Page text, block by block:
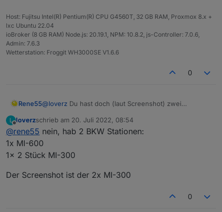
Host: Fujitsu Intel(R) Pentium(R) CPU G4560T, 32 GB RAM, Proxmox 8.x +
lxc Ubuntu 22.04
ioBroker (8 GB RAM) Node.js: 20.19.1, NPM: 10.8.2, js-Controller: 7.0.6,
Admin: 7.6.3
Wetterstation: Froggit WH3000SE V1.6.6
0
Rene55@loverz Du hast doch (laut Screenshot) zwei
die Informationen drin?
L
Offline
loverzschrieb am 20. Juli 2022, 08:54
zuletzt editiert von
@rene55 nein, hab 2 BKW Stationen:
1x MI-600
1x 2 Stück MI-300
Der Screenshot ist der 2x MI-300
0